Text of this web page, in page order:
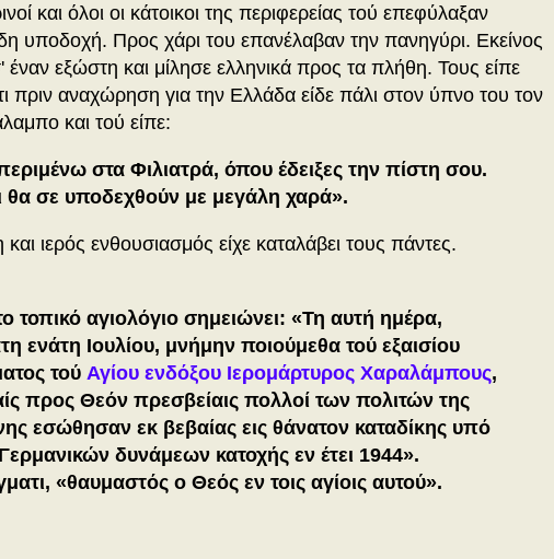
και όλοι οι κάτοικοι της περιφερείας τού επεφύλαξαν
υποδοχή. Προς χάρι του επανέλαβαν την πανηγύρι. Εκείνος
έναν εξώστη και μίλησε ελληνικά προς τα πλήθη. Τους είπε
πριν αναχώρηση για την Ελλάδα είδε πάλι στον ύπνο του τον
και τού είπε:
στα Φιλιατρά, όπου έδειξες την πίστη σου.
θα σε υποδεχθούν με μεγάλη χαρά».
και ιερός ενθουσιασμός είχε καταλάβει τους πάντες.
τοπικό αγιολόγιο σημειώνει: «Τη αυτή ημέρα,
ενάτη Ιουλίου, μνήμην ποιούμεθα τού εξαισίου
τού Αγίου ενδόξου Ιερομάρτυρος Χαραλάμ­πους,
προς Θεόν πρεσβείαις πολλοί των πολιτών της
εσώθησαν εκ βεβαίας εις θάνατον καταδίκης υπό
δυνάμεων κατοχής εν έτει 1944».
«θαυμαστός ο Θεός εν τοις αγίοις αυτού».